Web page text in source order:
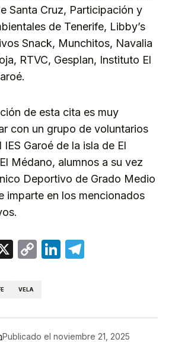
Santa Cruz, Participación y
de Tenerife, Libby’s
Snack, Munchitos, Navalia
RTVC, Gesplan, Instituto El
de esta cita es muy
con un grupo de voluntarios
Garoé de la isla de El
Médano, alumnos a su vez
Deportivo de Grado Medio
imparte en los mencionados
X
CopyLinkedIn
VELA
Publicado el noviembre 21, 2025